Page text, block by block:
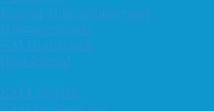
Konrad Timestrening (vår)
Høstturneringen
KM Hurtigsjakk
Høst-konrad
KM Lynsjakk